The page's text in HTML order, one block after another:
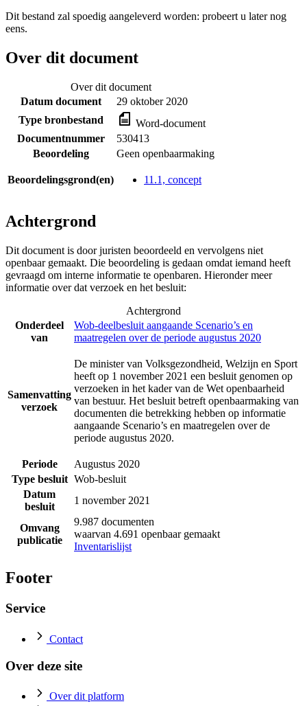
Dit bestand zal spoedig aangeleverd worden: probeert u later nog
eens.
Over dit document
Over dit document
Datum document
29 oktober 2020
Type bronbestand
Word-document
Documentnummer
530413
Beoordeling
Geen openbaarmaking
Beoordelingsgrond(en) 11.1, concept
Achtergrond
Dit document is door juristen beoordeeld en vervolgens niet
openbaar gemaakt. Die beoordeling is gedaan omdat iemand heeft
gevraagd om interne informatie te openbaren. Hieronder meer
informatie over dat verzoek en het besluit:
Achtergrond
Onderdeel
van
Wob-deelbesluit aangaande Scenario’s en
maatregelen over de periode augustus 2020
Samenvatting
verzoek
De minister van Volksgezondheid, Welzijn en Sport
heeft op 1 november 2021 een besluit genomen op
verzoeken in het kader van de Wet openbaarheid
van bestuur. Het besluit betreft openbaarmaking van
documenten die betrekking hebben op informatie
aangaande Scenario’s en maatregelen over de
periode augustus 2020.
Periode
Augustus 2020
Type besluit Wob-besluit
Datum
besluit
1 november 2021
Omvang
publicatie
9.987 documenten
waarvan 4.691 openbaar gemaakt
Inventarislijst
Footer
Service
Contact
Over deze site
Over dit platform